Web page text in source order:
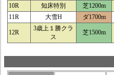
10R
知床特別 芝1200m
11R
大雪H ダ1700m
12R
3歳上１勝クラ
ス
芝1500m